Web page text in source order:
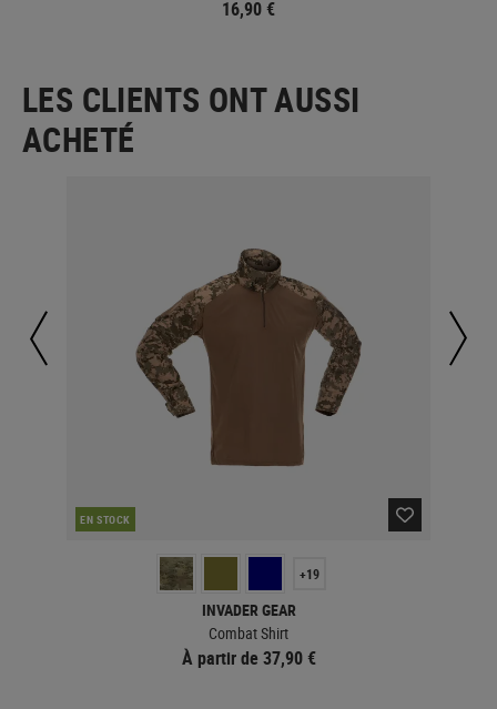
16,90 €
LES CLIENTS ONT AUSSI
ACHETÉ
EN STOCK
+19
INVADER GEAR
Combat Shirt
À partir de 37,90 €